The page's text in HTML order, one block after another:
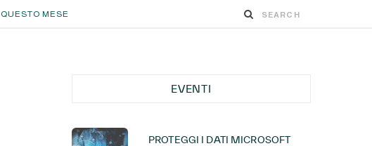
MESE
EVENTI
PROTEGGI I DATI MICROSOFT